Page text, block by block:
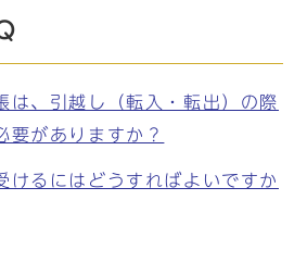
は、引越し（転入・転出）の際
要がありますか？
けるにはどうすればよいですか